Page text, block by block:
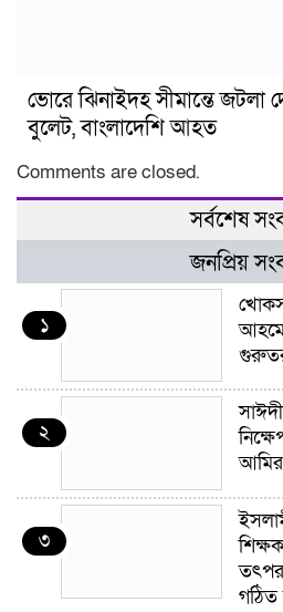
ভোরে ঝিনাইদহ সীমান্তে জটলা
বুলেট, বাংলাদেশি আহত
Comments are closed.
সর্বশেষ
জনপ্রিয়
১
২
৩
গঠিত